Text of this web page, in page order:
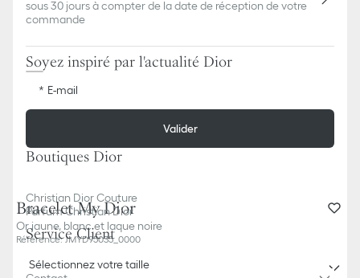
Bracelet My Dior
Or jaune, blanc et laque noire
Référence:JMYD95035_0000
Sélectionnez votre taille
sous 30 jours à compter de la date de réception de votre
commande
Soyez inspiré par l'actualité Dior
E-mail
Valider
Boutiques Dior
Christian Dior Couture
Parfum Christian Dior
Service Client